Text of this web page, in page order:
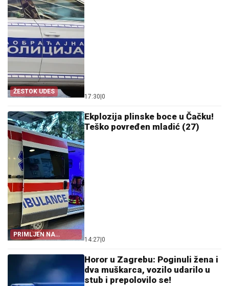
ŽESTOK UDES
17:30 0
PRIMLJEN NA
INTENZIVNU NEGU
Ekplozija plinske boce u Čačku!
Teško povređen mladić (27)
14:27 0
Horor u Zagrebu: Poginuli žena i
dva muškarca, vozilo udarilo u
stub i prepolovilo se!